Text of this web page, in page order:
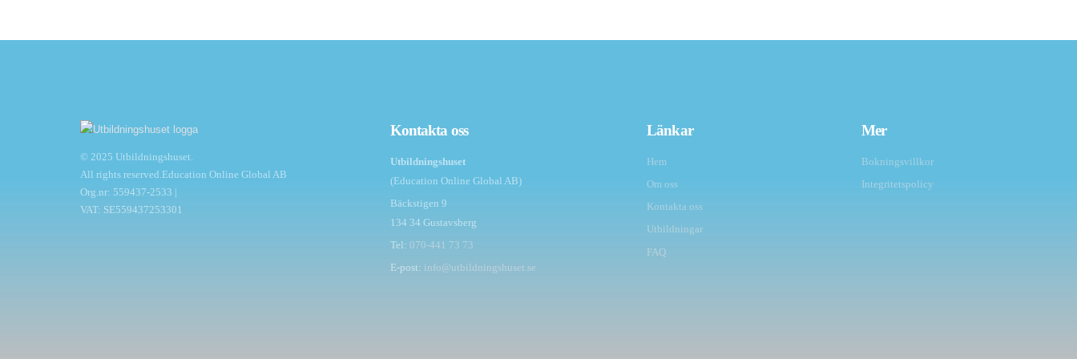
© 2025 Utbildningshuset.
All rights reserved.Education Online Global AB
Org.nr: 559437-2533 |
VAT: SE559437253301
Kontakta oss
Utbildningshuset
(Education Online Global AB)
Bäckstigen 9
134 34 Gustavsberg
Tel:070-441 73 73
E-post: info@utbildningshuset.se
Länkar
Hem
Om oss
Kontakta oss
Utbildningar
FAQ
Mer
Bokningsvillkor
Integritetspolicy